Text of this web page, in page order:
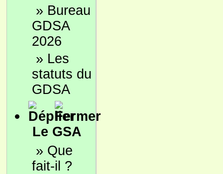
» Bureau
GDSA
2026
» Les
statuts du
GDSA
Le GSA
» Que
fait-il ?